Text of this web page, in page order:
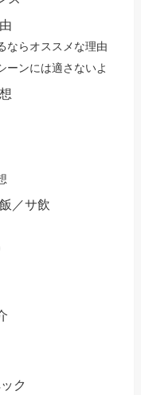
ならオススメな理由
ーンには適さないよ
／サ飲
ク